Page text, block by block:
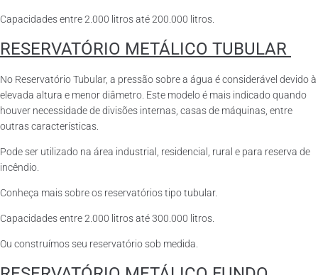
Capacidades entre 2.000 litros até 200.000 litros.
RESERVATÓRIO METÁLICO TUBULAR
No Reservatório Tubular, a pressão sobre a água é considerável devido à
elevada altura e menor diâmetro. Este modelo é mais indicado quando
houver necessidade de divisões internas, casas de máquinas, entre
outras características.
Pode ser utilizado na área industrial, residencial, rural e para reserva de
incêndio.
Conheça mais sobre os reservatórios tipo tubular.
Capacidades entre 2.000 litros até 300.000 litros.
Ou construímos seu reservatório sob medida.